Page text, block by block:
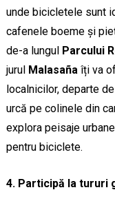
unde bicicletele sunt
cafenele boeme și
de-a lungul Parcului
jurul Malasaña îți va
localnicilor, departe
urcă pe colinele din
explora peisaje
pentru biciclete.
4. Participă la tururi